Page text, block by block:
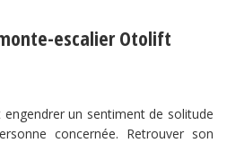
escalier Otolift
un sentiment de solitude
concernée. Retrouver son